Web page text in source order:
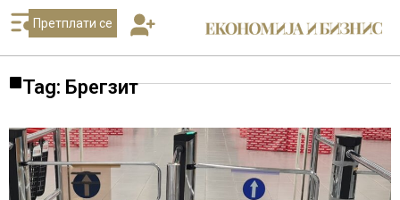
Претплати се
Tag: Брегзит